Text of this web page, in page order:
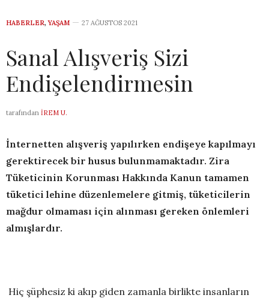
HABERLER, YAŞAM 27 AĞUSTOS 2021
Sanal Alışveriş Sizi
Endişelendirmesin
tarafından İREM U.
İnternetten alışveriş yapılırken endişeye kapılmayı
gerektirecek bir husus bulunmamaktadır. Zira
Tüketicinin Korunması Hakkında Kanun tamamen
tüketici lehine düzenlemelere gitmiş, tüketicilerin
mağdur olmaması için alınması gereken önlemleri
almışlardır.
Hiç şüphesiz ki akıp giden zamanla birlikte insanların